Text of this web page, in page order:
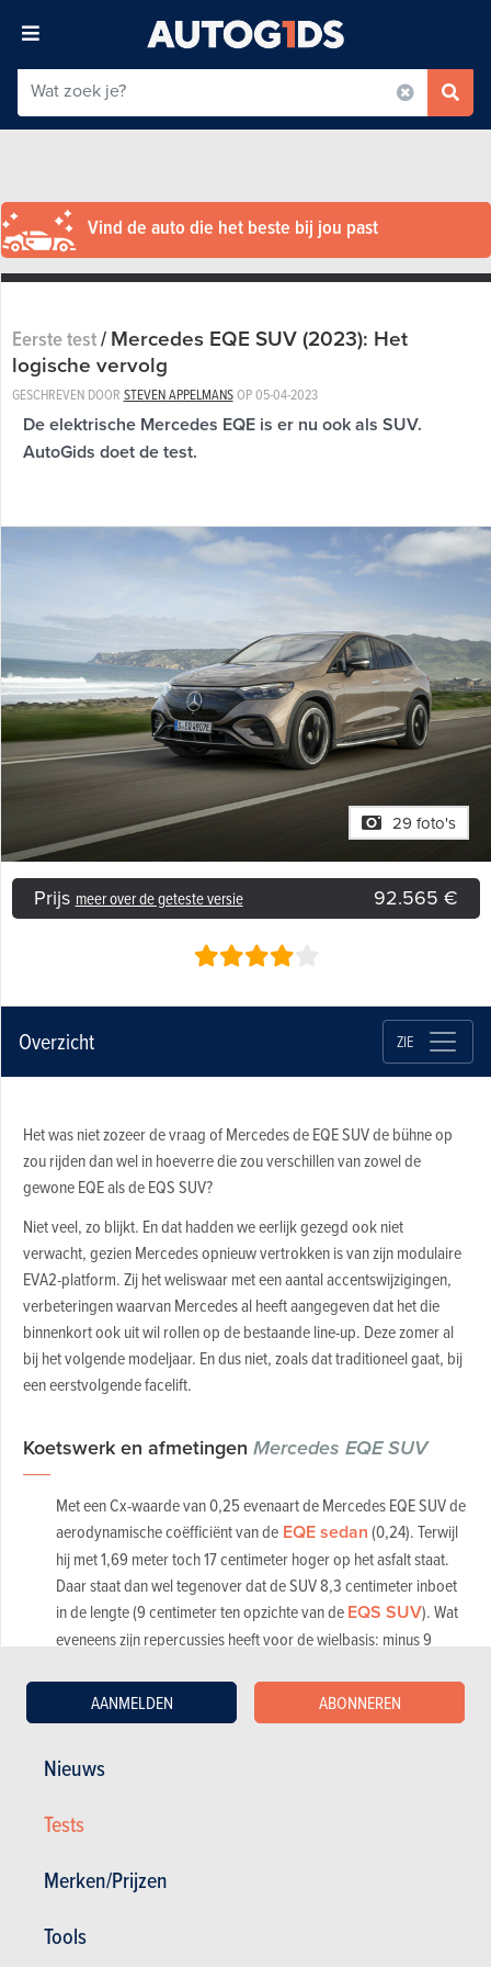
Nieuws
Tests
Merken/Prijzen
Tools
AANMELDEN ABONNEREN
Vind de auto die het beste bij jou past
Eerste test/Mercedes EQE SUV (2023): Het
logische vervolg
GESCHREVEN DOOR STEVEN APPELMANSOP05-04-2023
De elektrische Mercedes EQE is er nu ook als SUV.
AutoGids doet de test.
29 foto's
Prijs meer over de geteste versie 92.565 €
Overzicht ZIE
Het was niet zozeer de vraag of Mercedes de EQE SUV de bühne op
zou rijden dan wel in hoeverre die zou verschillen van zowel de
gewone EQE als de EQS SUV?
Niet veel, zo blijkt. En dat hadden we eerlijk gezegd ook niet
verwacht, gezien Mercedes opnieuw vertrokken is van zijn modulaire
EVA2-platform. Zij het weliswaar met een aantal accentswijzigingen,
verbeteringen waarvan Mercedes al heeft aangegeven dat het die
binnenkort ook uit wil rollen op de bestaande line-up. Deze zomer al
bij het volgende modeljaar. En dus niet, zoals dat traditioneel gaat, bij
een eerstvolgende facelift.
Koetswerk en afmetingen Mercedes EQE SUV
Met een Cx-waarde van 0,25 evenaart de Mercedes EQE SUV de
aerodynamische coëfficiënt van de EQE sedan(0,24). Terwijl
hij met 1,69 meter toch 17 centimeter hoger op het asfalt staat.
Daar staat dan wel tegenover dat de SUV 8,3 centimeter inboet
in de lengte (9 centimeter ten opzichte van deEQS SUV). Wat
eveneens zijn repercussies heeft voor de wielbasis: minus 9
koste gaat van het praktische gemak.
Leuk weetje: ondanks wat je zou denken, verbeteren de
optionele treeplanken de aerodynamica. Ze houden de rijwind
namelijk verder weg van de koets. Ga je voor grotere velgen,
Cx-waarde zelfs tot 0,27. Het hoeft allicht niet gezegd dat dat zijn